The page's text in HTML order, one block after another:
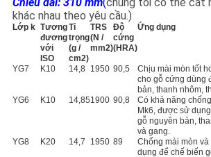
Chiều dài: 310 mm(chúng tôi có thể cắt
khác nhau theo yêu cầu.)
Lớp k Tương
đương
với
ISO
Tỉ
trọng
(g /
cm2)
TRS
(N /
mm2)
Độ
cứng
(HRA)
Ứng dụng
YG7 K10 14,8 1950 90,5
Chịu mài mòn tốt
cho gỗ cứng dùng
bản, thanh nhôm,
YG6
K10 14,851900 90,8
Có khả năng
Mk6, được sử
gỗ nguyên bản,
và gang.
YG8
K20 14,7 1950 89
Chống mài mòn
dụng để chế biến